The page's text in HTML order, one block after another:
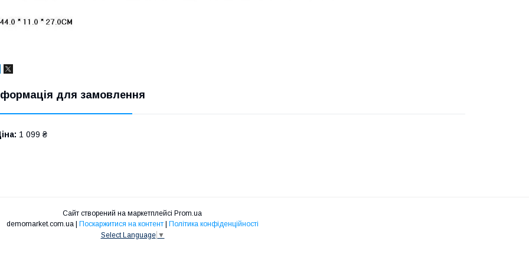
для замовлення
1 099 ₴
Сайт створений на маркетплейсі Prom.ua
demomarket.com.ua | Поскаржитися на контент | Політика конфіденційності
Select Language ▼